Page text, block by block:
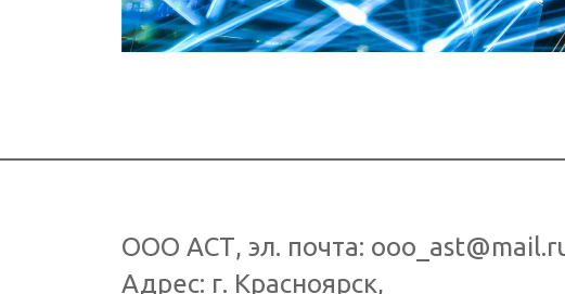
ООО АСТ, эл. почта:
Адрес: г. Красноярск,